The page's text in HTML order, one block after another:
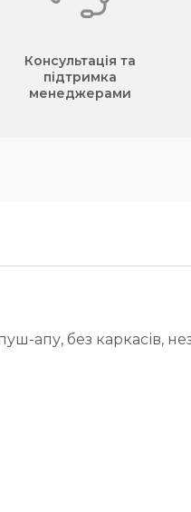
Консультація та
підтримка
менеджерами
апу, без каркасів,